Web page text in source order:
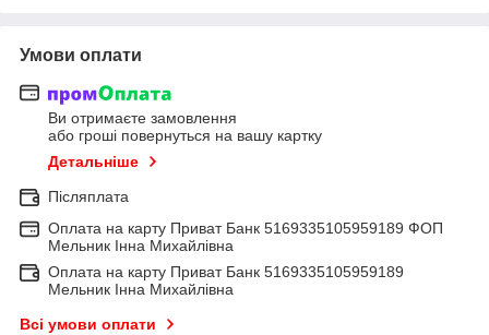
Умови оплати
Ви отримаєте замовлення
або гроші повернуться на вашу картку
Детальніше
Післяплата
Оплата на карту Приват Банк 5169335105959189 ФОП
Мельник Інна Михайлівна
Оплата на карту Приват Банк 5169335105959189
Мельник Інна Михайлівна
Всі умови оплати